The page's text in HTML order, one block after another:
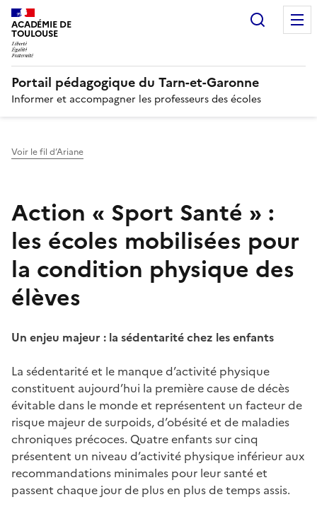
ACADÉMIE DE
TOULOUSE
Portail pédagogique du Tarn-et-Garonne
Informer et accompagner les professeurs des écoles
Voir le fil d’Ariane
Action « Sport Santé » :
les écoles mobilisées pour
la condition physique des
élèves
Un enjeu majeur : la sédentarité chez les enfants
La sédentarité et le manque d’activité physique
constituent aujourd’hui la première cause de décès
évitable dans le monde et représentent un facteur de
risque majeur de surpoids, d’obésité et de maladies
chroniques précoces. Quatre enfants sur cinq
présentent un niveau d’activité physique inférieur aux
recommandations minimales pour leur santé et
passent chaque jour de plus en plus de temps assis.